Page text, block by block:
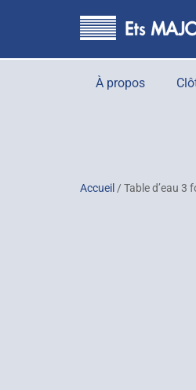
À propos
Accueil / Table d’eau 3